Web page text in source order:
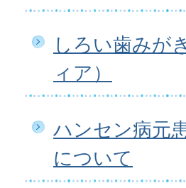
しろい歯みが
ィア）
ハンセン病元
について